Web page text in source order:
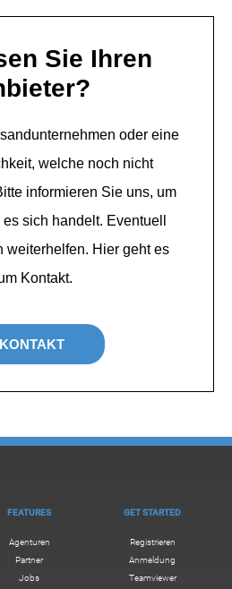
Sie Ihren
oder eine
welche noch nicht
informieren Sie uns, um
sich handelt. Eventuell
weiterhelfen. Hier geht es
Kontakt.
KONTAKT
FEATURES
Agenturen
Partner
Jobs
GET STARTED
Registrieren
Anmeldung
Teamviewer